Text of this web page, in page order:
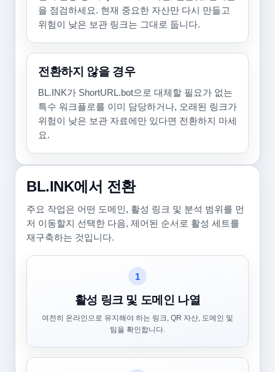
을 점검하세요. 현재 중요한 자산만 다시 만들고
위험이 낮은 보관 링크는 그대로 둡니다.
전환하지 않을 경우
BL.INK가 ShortURL.bot으로 대체할 필요가 없는
특수 워크플로를 이미 담당하거나, 오래된 링크가
위험이 낮은 보관 자료에만 있다면 전환하지 마세
요.
BL.INK에서 전환
주요 작업은 어떤 도메인, 활성 링크 및 분석 범위를 먼
저 이동할지 선택한 다음, 제어된 순서로 활성 세트를
재구축하는 것입니다.
1
활성 링크 및 도메인 나열
여전히 온라인으로 유지해야 하는 링크, QR 자산, 도메인 및
팀을 확인합니다.